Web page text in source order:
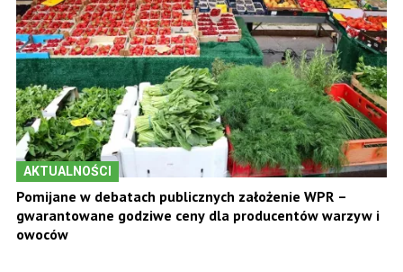
AKTUALNOŚCI
Pomijane w debatach publicznych założenie WPR –
gwarantowane godziwe ceny dla producentów warzyw i
owoców